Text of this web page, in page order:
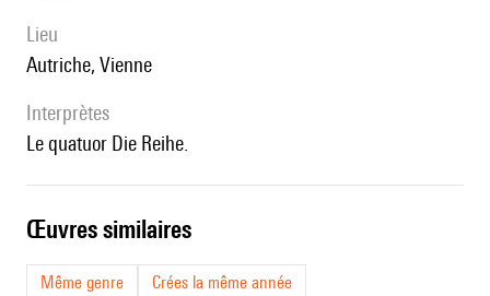
lieu
Autriche, Vienne
interprètes
le quatuor Die Reihe.
œuvres similaires
Même genre
Crées la même année